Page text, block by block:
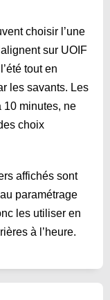
choisir l’une
sur UOIF
tout en
les savants. Les
10 minutes, ne
choix
affichés sont
paramétrage
les utiliser en
à l’heure.